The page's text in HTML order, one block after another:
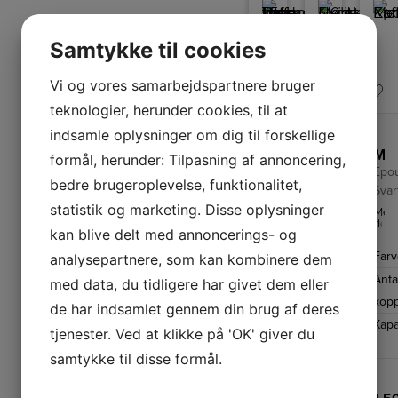
funktion.
Little Balance kaffemaskine med timer 1,5 liter
Start
din
dag
den
bedst
tænkelige
med
af
friskbrygget
kaffe,
der
Kapacitet
liter
Højde 31
cm
Bredde17,8
Melitta Excelent 4.0 Hvid
din
kaffe
og
velsmagende?
Melitta
4.0
Med
det
på
kan
en
Samtykke til cookies
Vi og vores samarbejdspartnere bruger
teknologier, herunder cookies, til at
indsamle oplysninger om dig til forskellige
formål, herunder: Tilpasning af annoncering,
bedre brugeroplevelse, funktionalitet,
statistik og marketing. Disse oplysninger
kan blive delt med annoncerings- og
analysepartnere, som kan kombinere dem
med data, du tidligere har givet dem eller
de har indsamlet gennem din brug af deres
tjenester. Ved at klikke på 'OK' giver du
samtykke til disse formål.